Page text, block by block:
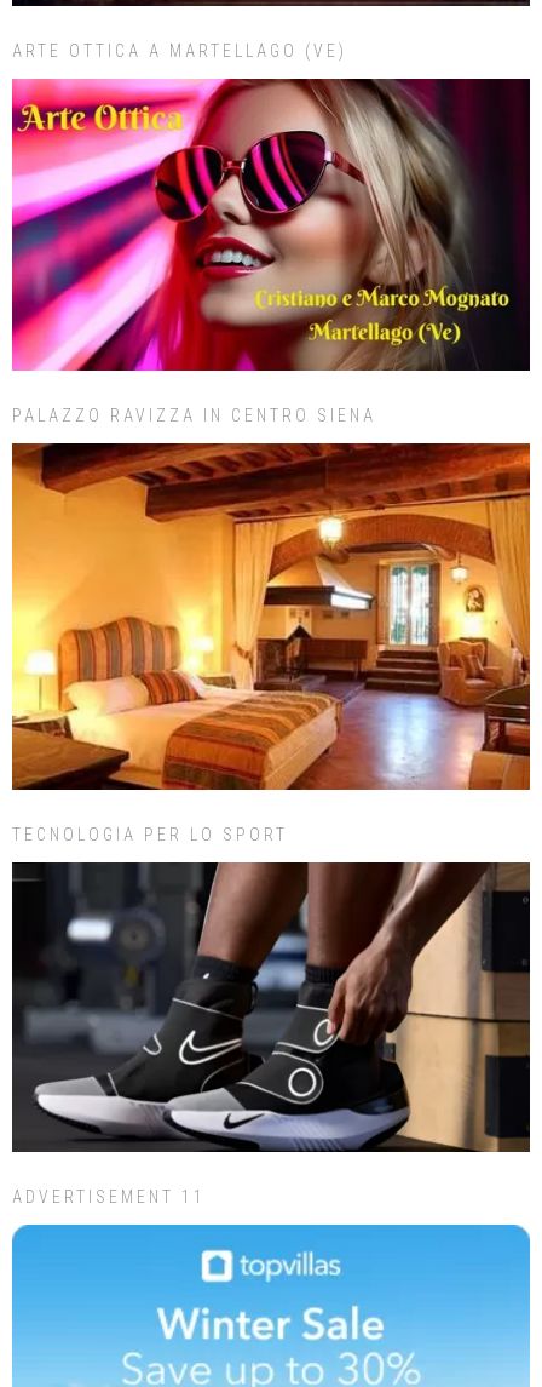
ARTE OTTICA A MARTELLAGO (VE)
PALAZZO RAVIZZA IN CENTRO SIENA
TECNOLOGIA PER LO SPORT
ADVERTISEMENT 11